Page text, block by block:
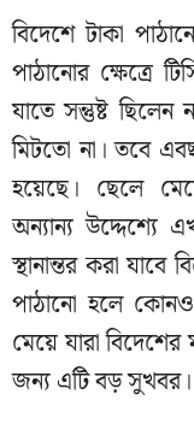
বিদেশে টাকা
পাঠানোর ক্ষেত্রে
যাতে সন্তুষ্ট
মিটতো না। তবে
হয়েছে। ছেলে
অন্যান্য উদ্দেশ্যে
স্থানান্তর করা যাবে
পাঠানো হলে
মেয়ে যারা
জন্য এটি বড় সুখবর।